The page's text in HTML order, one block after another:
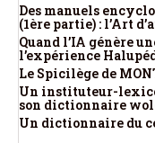
Des manuels
(1ère partie) : l’Art
Quand l’IA génère
l’expérience
Le Spicilège de
Un instituteur-
son dictionnaire
Un dictionnaire du